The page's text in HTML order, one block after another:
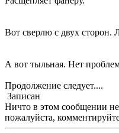
Вот сверлю с двух сторон.
А вот тыльная. Нет
Продолжение следует....
Записан
Ничто в этом сообщении не
пожалуйста,